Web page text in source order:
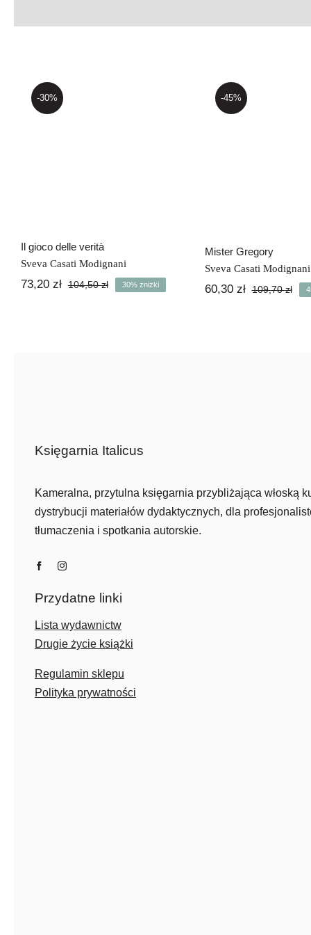
-30%
Il gioco delle verità
Sveva Casati Modignani
104,50złPierwotna
73,20 zł
Aktualna
30% zniżki
-45%
Mister Gregory
Sveva Casati Modignani
109,70zł
60,30 zł
Księgarnia Italicus
Kameralna, przytulna księgarnia przybliżająca włoską
dystrybucji materiałów dydaktycznych, dla
tłumaczenia i spotkania autorskie.
Przydatne linki
Lista wydawnictw
Drugie życie książki
Regulamin sklepu
Polityka prywatności